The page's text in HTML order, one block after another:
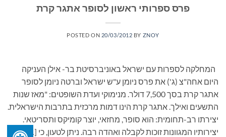
פרס ספרותי ראשון לסופר אתגר קרת
POSTED ON 20/03/2012 BY ZNOY
המחלקה לספרות עם ישראל באוניברסיטת בר- אילן העניקה
היום אחה"צ (ג') את פרס ניומן ע"ש ישראל וברטה ניומן לסופר
אתגר קרת בסך 7,500 דולר. מנימוקי ועדת השופטים: "מאז שנות
התשעים ואילך. אתגר קרת הינו דמות מרכזית בתרבות הישראלית.
יצירתו רב-תחומית: הוא סופר, מחזאי, יוצר קומיקס ותסריטאי.
יצירותיו המגוונות זוכות לקבלה ואהדה רבה. ניתן לטעון, כי […]